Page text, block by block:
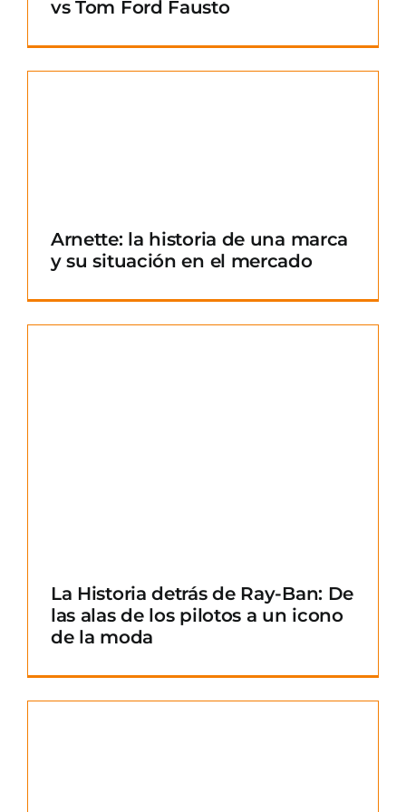
vs Tom Ford Fausto
Arnette: la historia de una marca
y su situación en el mercado
La Historia detrás de Ray-Ban: De
las alas de los pilotos a un icono
de la moda